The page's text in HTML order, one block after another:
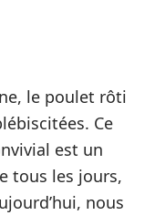
le poulet rôti
Ce
est un
tous les jours,
nous